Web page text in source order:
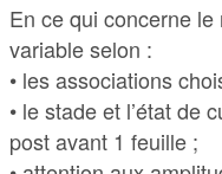
En ce qui concerne
variable selon :
• les associations
• le stade et l’état de
post avant 1 feuille ;